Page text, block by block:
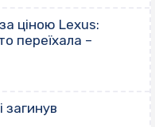
ціною Lexus:
переїхала –
загинув